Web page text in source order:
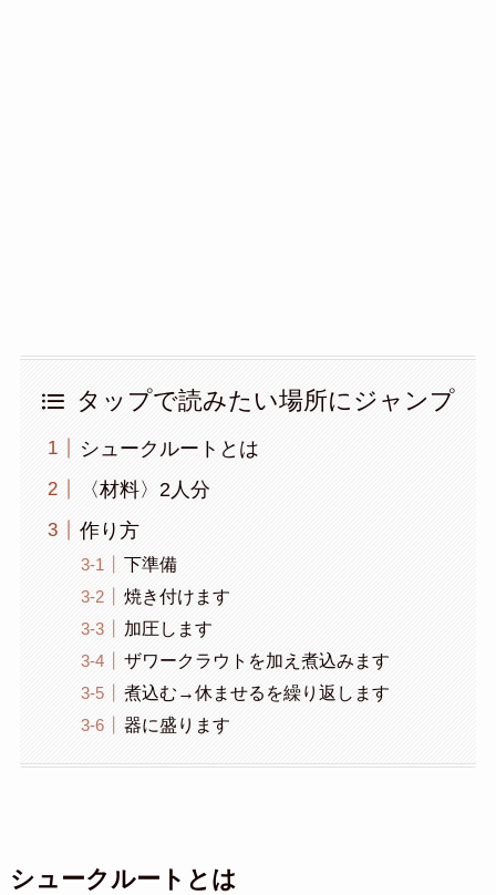
タップで読みたい場所にジャンプ
シュークルートとは
〈材料〉2人分
作り方
下準備
焼き付けます
加圧します
ザワークラウトを加え煮込みます
煮込む→休ませるを繰り返します
器に盛ります
シュークルートとは